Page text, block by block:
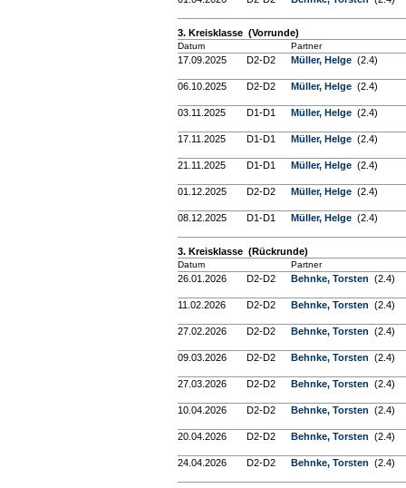
3. Kreisklasse (Vorrunde)
Datum Partner
17.09.2025 D2-D2 Müller, Helge (2.4)
06.10.2025 D2-D2 Müller, Helge (2.4)
03.11.2025 D1-D1 Müller, Helge (2.4)
17.11.2025 D1-D1 Müller, Helge (2.4)
21.11.2025 D1-D1 Müller, Helge (2.4)
01.12.2025 D2-D2 Müller, Helge (2.4)
08.12.2025 D1-D1 Müller, Helge (2.4)
3. Kreisklasse (Rückrunde)
Datum Partner
26.01.2026 D2-D2 Behnke, Torsten (2.4)
11.02.2026 D2-D2 Behnke, Torsten (2.4)
27.02.2026 D2-D2 Behnke, Torsten (2.4)
09.03.2026 D2-D2 Behnke, Torsten (2.4)
27.03.2026 D2-D2 Behnke, Torsten (2.4)
10.04.2026 D2-D2 Behnke, Torsten (2.4)
20.04.2026 D2-D2 Behnke, Torsten (2.4)
24.04.2026 D2-D2 Behnke, Torsten (2.4)